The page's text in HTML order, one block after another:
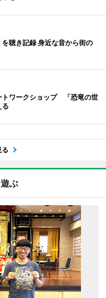
聴き記録 身近な音から街の
トワークショップ 「恐竜の世
る
る
ぶ